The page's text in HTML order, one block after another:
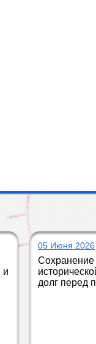
и
05 Июня 2026
Сохранение
долг перед